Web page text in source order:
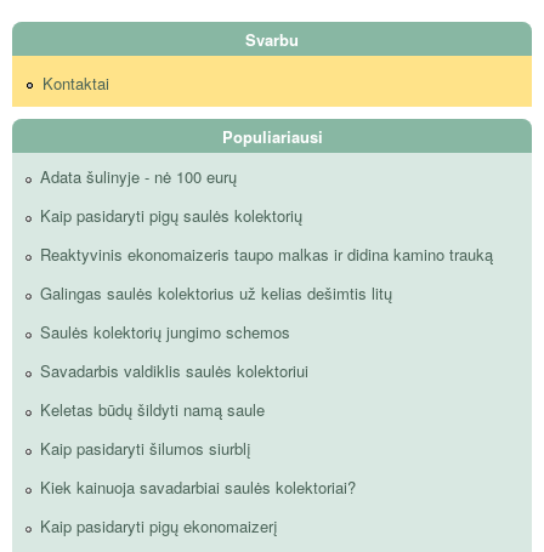
Svarbu
Kontaktai
Populiariausi
Adata šulinyje - nė 100 eurų
Kaip pasidaryti pigų saulės kolektorių
Reaktyvinis ekonomaizeris taupo malkas ir didina kamino trauką
Galingas saulės kolektorius už kelias dešimtis litų
Saulės kolektorių jungimo schemos
Savadarbis valdiklis saulės kolektoriui
Keletas būdų šildyti namą saule
Kaip pasidaryti šilumos siurblį
Kiek kainuoja savadarbiai saulės kolektoriai?
Kaip pasidaryti pigų ekonomaizerį